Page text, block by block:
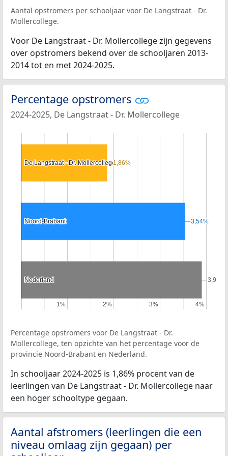
Aantal opstromers per schooljaar voor De Langstraat - Dr.
Mollercollege.
Voor De Langstraat - Dr. Mollercollege zijn gegevens
over opstromers bekend over de schooljaren 2013-
2014 tot en met 2024-2025.
Percentage opstromers
2024-2025, De Langstraat - Dr. Mollercollege
1%
1% 2%
2% 3%
3% 4%
4%
De Langstraat - Dr. Mollercollege
De Langstraat - Dr. Mollercollege
Noord-Brabant
Noord-Brabant
Nederland
Nederland
1,86%
1,86%
3,54%
3,54%
3,91%
3,91%
Percentage opstromers voor De Langstraat - Dr.
Mollercollege, ten opzichte van het percentage voor de
provincie Noord-Brabant en Nederland.
In schooljaar 2024-2025 is 1,86% procent van de
leerlingen van De Langstraat - Dr. Mollercollege naar
een hoger schooltype gegaan.
Aantal afstromers (leerlingen die een
niveau omlaag zijn gegaan) per